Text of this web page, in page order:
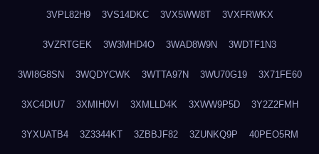
3VPL82H9 3VS14DKC 3VX5WW8T 3VXFRWKX
3VZRTGEK 3W3MHD4O 3WAD8W9N 3WDTF1N3
3WI8G8SN 3WQDYCWK 3WTTA97N 3WU70G19 3X71FE60
3XC4DIU7 3XMIH0VI 3XMLLD4K 3XWW9P5D 3Y2Z2FMH
3YXUATB4 3Z3344KT 3ZBBJF82 3ZUNKQ9P 40PEO5RM